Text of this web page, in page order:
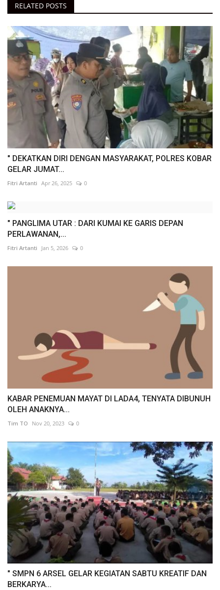
RELATED POSTS
" DEKATKAN DIRI DENGAN MASYARAKAT, POLRES KOBAR
GELAR JUMAT...
Fitri Artanti Apr 26, 2025 0
" PANGLIMA UTAR : DARI KUMAI KE GARIS DEPAN
PERLAWANAN,...
Fitri Artanti Jan 5, 2026 0
KABAR PENEMUAN MAYAT DI LADA4, TENYATA DIBUNUH
OLEH ANAKNYA...
Tim TO Nov 20, 2023 0
" SMPN 6 ARSEL GELAR KEGIATAN SABTU KREATIF DAN
BERKARYA...